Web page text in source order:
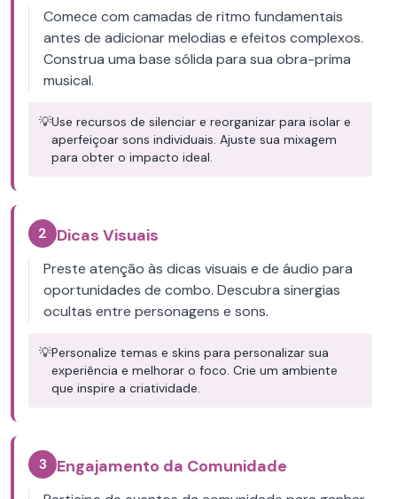
Comece com camadas de ritmo fundamentais
antes de adicionar melodias e efeitos complexos.
Construa uma base sólida para sua obra-prima
musical.
💡Use recursos de silenciar e reorganizar para isolar e
aperfeiçoar sons individuais. Ajuste sua mixagem
para obter o impacto ideal.
2 Dicas Visuais
Preste atenção às dicas visuais e de áudio para
oportunidades de combo. Descubra sinergias
ocultas entre personagens e sons.
💡Personalize temas e skins para personalizar sua
experiência e melhorar o foco. Crie um ambiente
que inspire a criatividade.
3 Engajamento da Comunidade